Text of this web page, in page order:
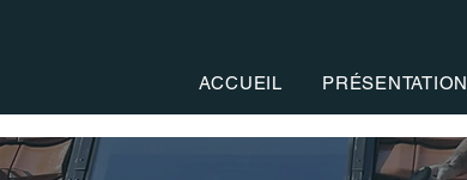
ACCUEIL PRÉSENTATION